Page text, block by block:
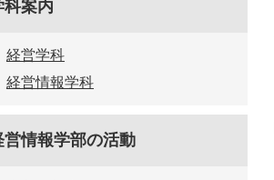
科案内
経営学科
経営情報学科
営情報学部の活動